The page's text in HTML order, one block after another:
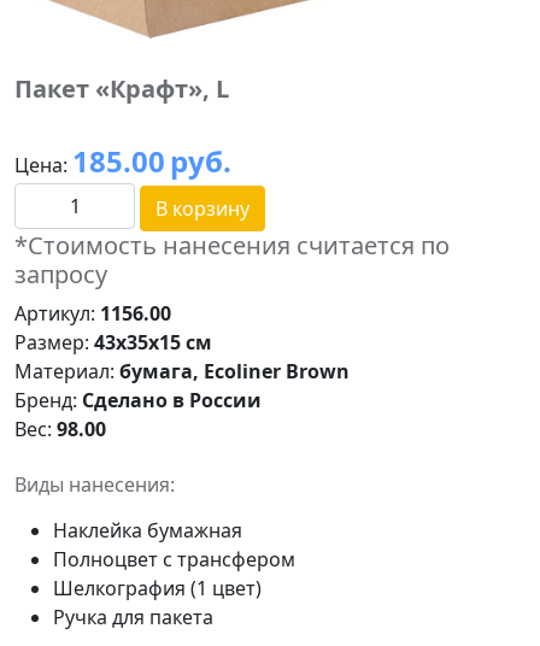
Пакет «Крафт», L
Цена: 185.00 руб.
В корзину
*Стоимость нанесения считается по
запросу
Артикул: 1156.00
Размер: 43х35х15 см
Материал: бумага, Ecoliner Brown
Бренд: Сделано в России
Вес: 98.00
Виды нанесения:
Наклейка бумажная
Полноцвет с трансфером
Шелкография (1 цвет)
Ручка для пакета